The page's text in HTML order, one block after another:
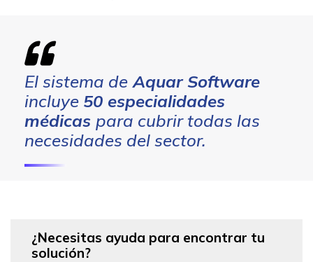
El sistema de Aquar Software
incluye 50 especialidades
médicas para cubrir todas las
necesidades del sector.
¿Necesitas ayuda para encontrar tu
solución?